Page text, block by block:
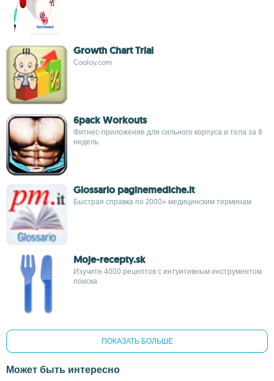
Growth Chart Trial
Cooloy.com
6pack Workouts
Фитнес-приложение для сильного корпуса и тела за 8
недель
Glossario paginemediche.it
Быстрая справка по 2000+ медицинским терминам
Moje-recepty.sk
Изучите 4000 рецептов с интуитивным инструментом
поиска
ПОКАЗАТЬ БОЛЬШЕ
Может быть интересно